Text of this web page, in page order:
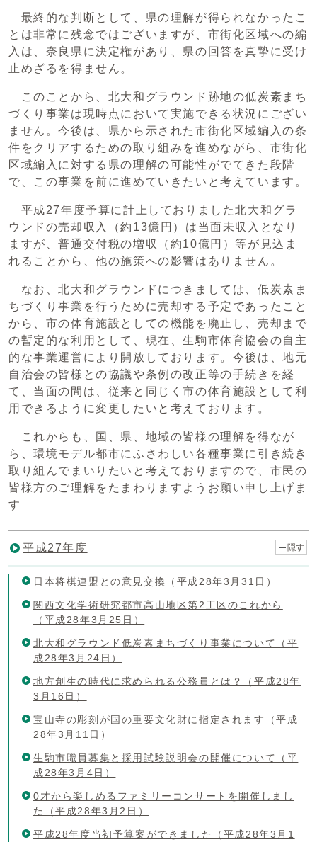
最終的な判断として、県の理解が得られなかったこ
とは非常に残念ではございますが、市街化区域への編
入は、奈良県に決定権があり、県の回答を真摯に受け
止めざるを得ません。
このことから、北大和グラウンド跡地の低炭素まち
づくり事業は現時点において実施できる状況にござい
ません。今後は、県から示された市街化区域編入の条
件をクリアするための取り組みを進めながら、市街化
区域編入に対する県の理解の可能性がでてきた段階
で、この事業を前に進めていきたいと考えています。
平成27年度予算に計上しておりました北大和グラ
ウンドの売却収入（約13億円）は当面未収入となり
ますが、普通交付税の増収（約10億円）等が見込ま
れることから、他の施策への影響はありません。
なお、北大和グラウンドにつきましては、低炭素ま
ちづくり事業を行うために売却する予定であったこと
から、市の体育施設としての機能を廃止し、売却まで
の暫定的な利用として、現在、生駒市体育協会の自主
的な事業運営により開放しております。今後は、地元
自治会の皆様との協議や条例の改正等の手続きを経
て、当面の間は、従来と同じく市の体育施設として利
用できるように変更したいと考えております。
これからも、国、県、地域の皆様の理解を得なが
ら、環境モデル都市にふさわしい各種事業に引き続き
取り組んでまいりたいと考えておりますので、市民の
皆様方のご理解をたまわりますようお願い申し上げま
す
平成27年度 隠す
日本将棋連盟との意見交換（平成28年3月31日）
関西文化学術研究都市高山地区第2工区のこれから
（平成28年3月25日）
北大和グラウンド低炭素まちづくり事業について（平
成28年3月24日）
地方創生の時代に求められる公務員とは？（平成28年
3月16日）
宝山寺の彫刻が国の重要文化財に指定されます（平成
28年3月11日）
生駒市職員募集と採用試験説明会の開催について（平
成28年3月4日）
0才から楽しめるファミリーコンサートを開催しまし
た（平成28年3月2日）
平成28年度当初予算案ができました（平成28年3月1